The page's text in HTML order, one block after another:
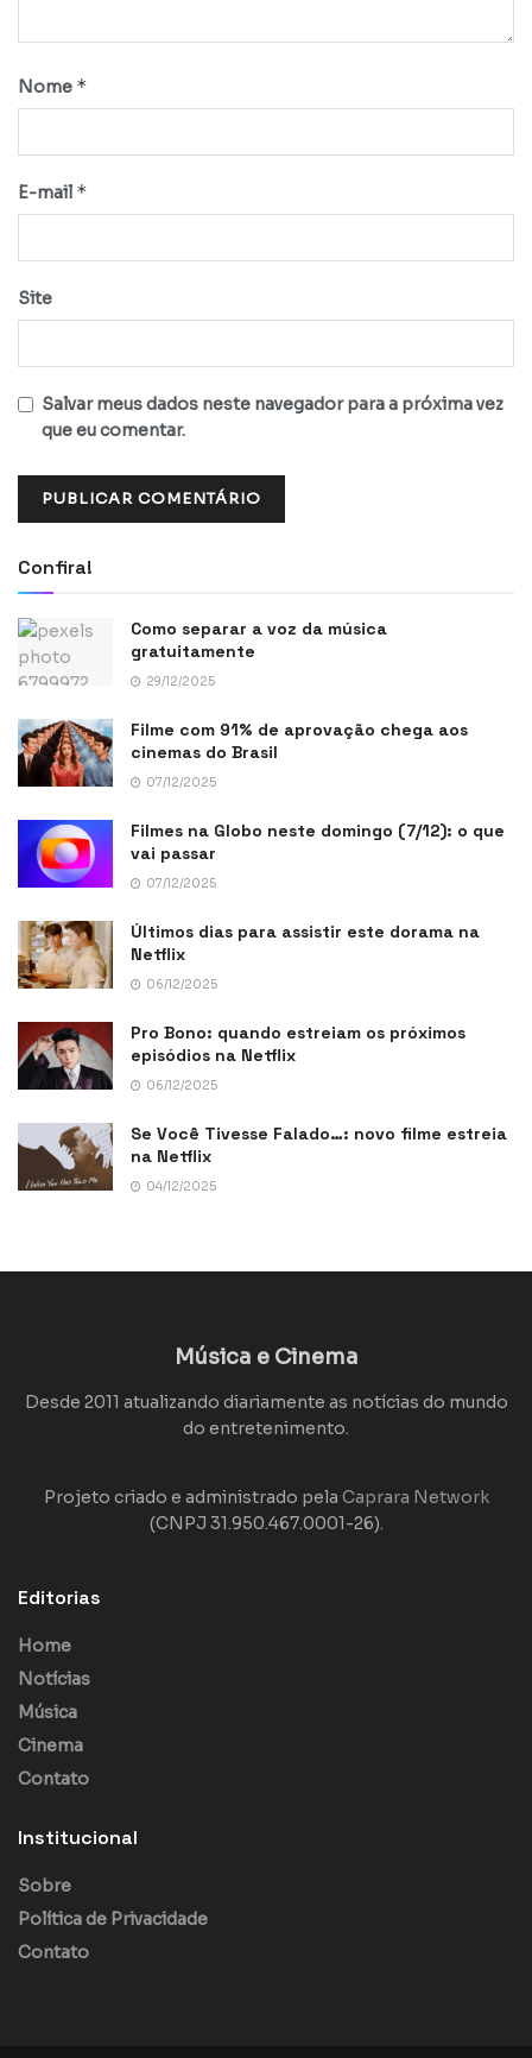
Nome *
E-mail *
Site
Salvar meus dados neste navegador para a próxima vez
que eu comentar.
Confira!
Como separar a voz da música
gratuitamente
29/12/2025
Filme com 91% de aprovação chega aos
cinemas do Brasil
07/12/2025
Filmes na Globo neste domingo (7/12): o que
vai passar
07/12/2025
Últimos dias para assistir este dorama na
Netflix
06/12/2025
Pro Bono: quando estreiam os próximos
episódios na Netflix
06/12/2025
Se Você Tivesse Falado…: novo filme estreia
na Netflix
04/12/2025
Música e Cinema
Desde 2011 atualizando diariamente as notícias do mundo
do entretenimento.
Projeto criado e administrado pela Caprara Network
(CNPJ 31.950.467.0001-26).
Editorias
Home
Notícias
Música
Cinema
Contato
Institucional
Sobre
Política de Privacidade
Contato